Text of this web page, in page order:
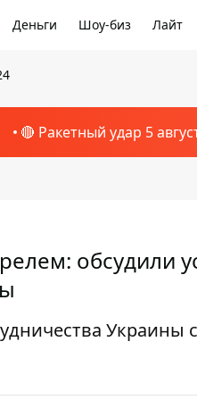
Деньги Шоу-биз Лайт
🔴 Ракетный удар 5
обсудили